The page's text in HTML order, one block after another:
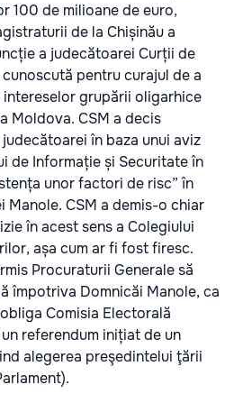
100 de milioane de euro,
de la Chișinău a
a judecătoarei Curții de
pentru curajul de a
grupării oligarhice
Moldova. CSM a decis
în baza unui aviz
de Informație și Securitate în
unor factori de risc” în
CSM a demis-o chiar
în acest sens a Colegiului
așa cum ar fi fost firesc.
Procuraturii Generale să
împotriva Domnicăi Manole, ca
Comisia Electorală
referendum inițiat de un
alegerea preşedintelui ţării